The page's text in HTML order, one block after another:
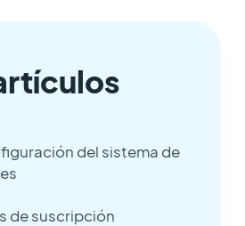
del sistema de
de suscripción